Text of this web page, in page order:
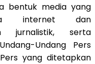
bentuk media yang
internet dan
jurnalistik, serta
Undang Pers
yang ditetapkan